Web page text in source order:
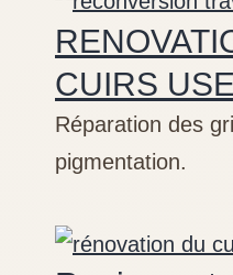
CUIRS
Réparation des
pigmentation.